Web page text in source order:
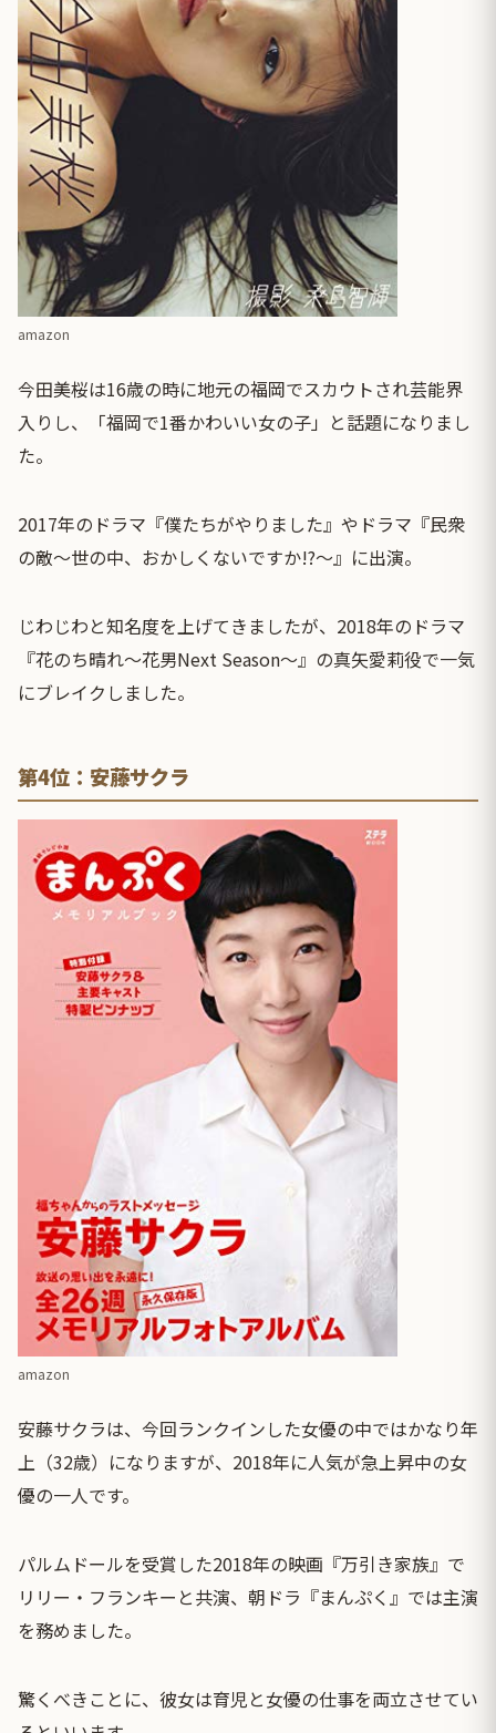
amazon
今田美桜は16歳の時に地元の福岡でスカウトされ芸能界
入りし、「福岡で1番かわいい女の子」と話題になりまし
た。
2017年のドラマ『僕たちがやりました』やドラマ『民衆
の敵～世の中、おかしくないですか!?～』に出演。
じわじわと知名度を上げてきましたが、2018年のドラマ
『花のち晴れ～花男Next Season～』の真矢愛莉役で一気
にブレイクしました。
第4位：安藤サクラ
amazon
安藤サクラは、今回ランクインした女優の中ではかなり年
上（32歳）になりますが、2018年に人気が急上昇中の女
優の一人です。
パルムドールを受賞した2018年の映画『万引き家族』で
リリー・フランキーと共演、朝ドラ『まんぷく』では主演
を務めました。
驚くべきことに、彼女は育児と女優の仕事を両立させてい